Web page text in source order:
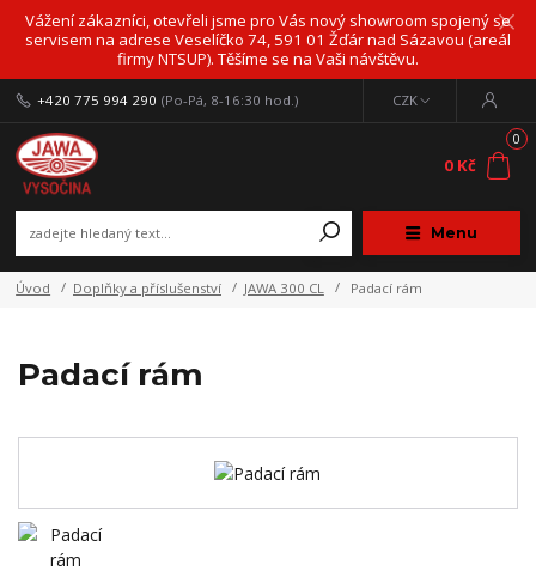
Vážení zákazníci, otevřeli jsme pro Vás nový showroom spojený se
servisem na adrese Veselíčko 74, 591 01 Žďár nad Sázavou (areál
firmy NTSUP). Těšíme se na Vaši návštěvu.
Menu
CZK
+420 775 994 290 (Po-Pá, 8-16:30 hod.)
0
0 Kč
Úvod Doplňky a příslušenství JAWA 300 CL Padací rám
Padací rám